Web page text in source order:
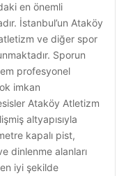
en önemli
İstanbul’un Ataköy
ve diğer spor
Sporun
profesyonel
imkan
Ataköy Atletizm
altyapısıyla
kapalı pist,
dinlenme alanları
iyi şekilde